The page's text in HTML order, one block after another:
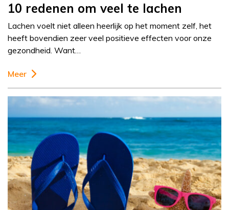
10 redenen om veel te lachen
Lachen voelt niet alleen heerlijk op het moment zelf, het
heeft bovendien zeer veel positieve effecten voor onze
gezondheid. Want…
Meer